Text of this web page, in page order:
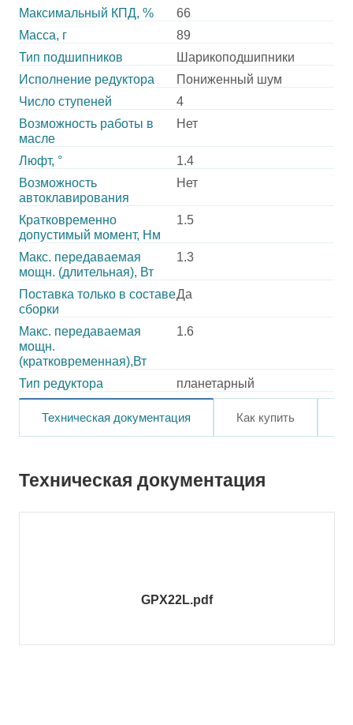
Максимальный КПД, %
66
Масса, г
89
Тип подшипников
Шарикоподшипники
Исполнение редуктора
Пониженный шум
Число ступеней
4
Возможность работы в
масле
Нет
Люфт, °
1.4
Возможность
автоклавирования
Нет
Кратковременно
допустимый момент, Нм
1.5
Макс. передаваемая
мощн. (длительная), Вт
1.3
Поставка только в составе
сборки
Да
Макс. передаваемая
мощн.
(кратковременная),Вт
1.6
Тип редуктора планетарный
Техническая документация Как купить
Техническая документация
GPX22L.pdf